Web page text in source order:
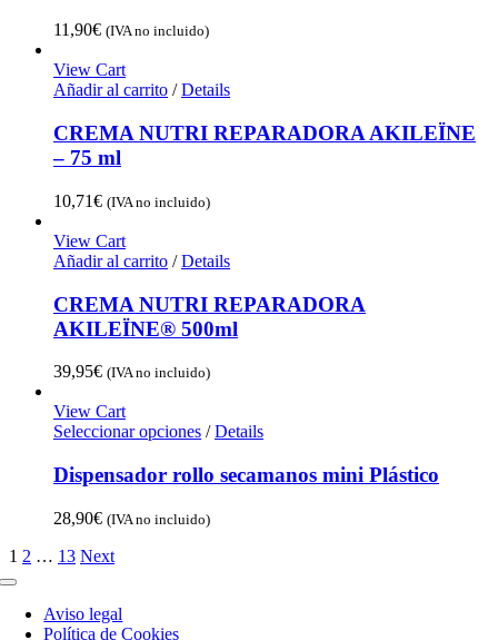
11,90€ (IVA no incluido)
View Cart
Añadir al carrito / Details
CREMA NUTRI REPARADORA AKILEÏNE
– 75 ml
10,71€ (IVA no incluido)
View Cart
Añadir al carrito / Details
CREMA NUTRI REPARADORA
AKILEÏNE® 500ml
39,95€ (IVA no incluido)
View Cart
Seleccionar opciones / Details
Dispensador rollo secamanos mini Plástico
28,90€ (IVA no incluido)
1 2 … 13 Next
Toggle
NavigationAviso legal
Política de Cookies